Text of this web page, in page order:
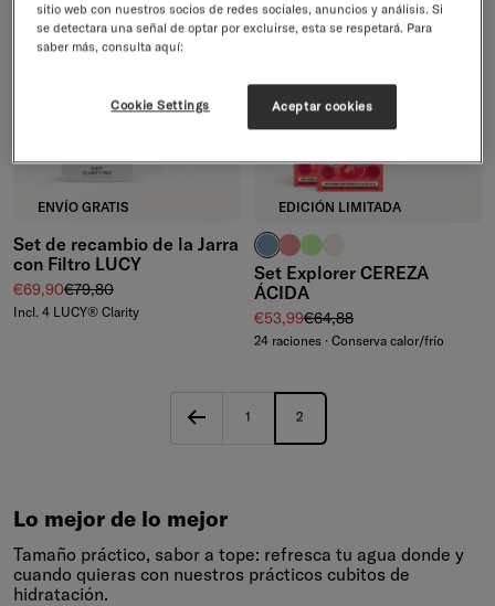
ENVÍO GRATIS
Set de recambio de la Jarra
con Filtro LUCY
Precio de venta
€69,90Precio normal
€79,80
Incl. 4 LUCY® Clarity
EDICIÓN LIMITADA
azul ceniza
rosa pálido
verde waterdrop®
marfil
Set Explorer CEREZA
ÁCIDA
Precio de venta
€53,99Precio normal
€64,88
24 raciones · Conserva calor/frío
1 2
Lo mejor de lo mejor
Tamaño práctico, sabor a tope: refresca tu agua donde y
cuando quieras con nuestros prácticos cubitos de
hidratación.
sitio web con nuestros socios de redes sociales, anuncios y análisis. Si
se detectara una señal de optar por excluirse, esta se respetará. Para
saber más, consulta aquí:
Aceptar cookies
Cookie Settings